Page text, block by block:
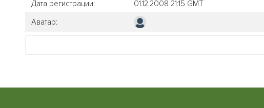
Дата регистрации:
01.12.2008 21:15 GMT
Аватар: